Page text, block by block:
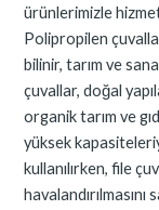
ürünlerimizle
Polipropilen
bilinir, tarım ve
çuvallar, doğal
organik tarım ve
yüksek
kullanılırken, file